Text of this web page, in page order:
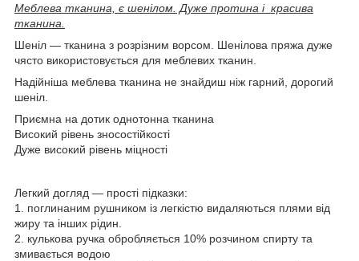
Меблева тканина, є шенілом. Дуже протина і красива
тканина.
Шеніл — тканина з розрізним ворсом. Шенілова пряжа дуже
чясто використовується для меблевих тканин.
Надійніша меблева тканина не знайдиш ніж гарний, дорогий
шеніл.
Приємна на дотик однотонна тканина
Високий рівень зносостійкості
Дуже високий рівень міцності
Легкий догляд — прості підказки:
1. поглинаним рушником із легкістю видаляються плями від
жиру та інших рідин.
2. кулькова ручка обробляється 10% розчином спирту та
змивається водою